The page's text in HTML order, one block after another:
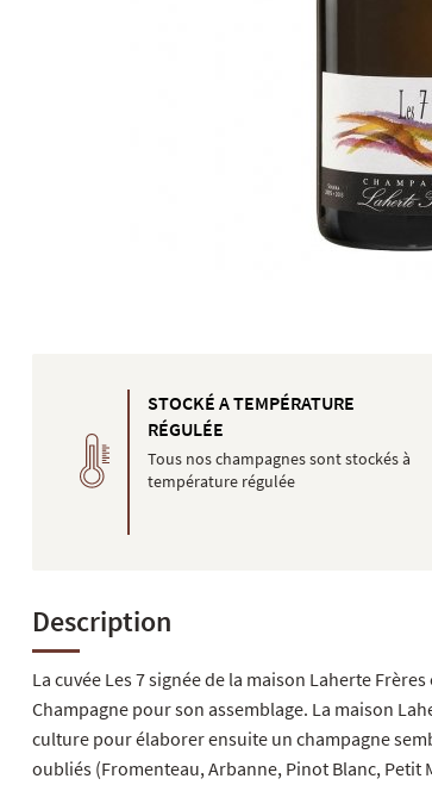
STOCKÉ A TEMPÉRATURE
RÉGULÉE
Tous nos champagnes sont stockés à
température régulée
Description
La cuvée Les 7 signée de la maison Laherte
Champagne pour son assemblage. La maison
culture pour élaborer ensuite un champagne
oubliés (Fromenteau, Arbanne, Pinot Blanc, Petit